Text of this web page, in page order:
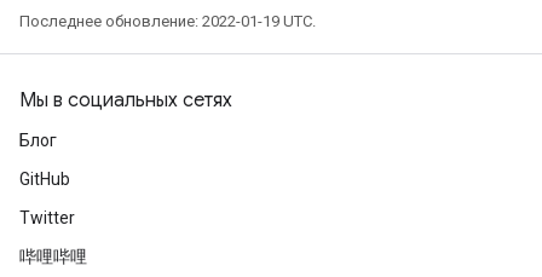
Последнее обновление: 2022-01-19 UTC.
Мы в социальных сетях
Блог
GitHub
Twitter
哔哩哔哩